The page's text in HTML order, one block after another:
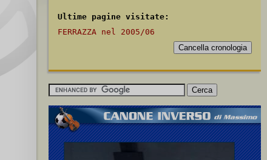
Ultime pagine visitate:
FERRAZZA nel 2005/06